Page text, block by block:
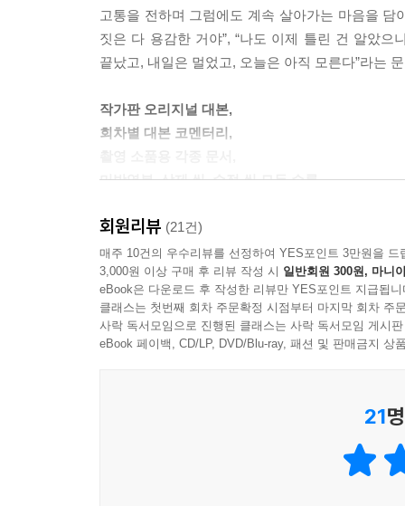
고통을 전하며 그럼에도 계속 살아가는 마음을 담
짓은 다 용감한 거야”, “나도 이제 틀린 건 알았으
끝났고, 내일은 멀었고, 오늘은 아직 모른다”라는
작가판 오리지널 대본,
회차별 대본 코멘터리,
미방영분, 삭제 씬, 수정 씬 모두 수록
《미지의 서울》 대본집은 그런 작가의 의도를 온
잡히지 않은 연출 지문까지 포함되어 단순한 드라
[미지의 서울]전 회차 대본은 물론 미방영분, 수정
팬을 위한 알찬 구성으로 완성되었다. 불확실한
이야기가 될 것이다.
회원리뷰 (21건)
매주 10건의 우수리뷰를 선정하여 YES포인트 3만원을 드
3,000원 이상 구매 후 리뷰 작성 시 일반회원 300원, 마니
eBook은 다운로드 후 작성한 리뷰만 YES포인트 지급됩니
클래스는 첫번째 회차 주문확정 시점부터 마지막 회차 주
사락 독서모임으로 진행된 클래스는 사락 독서모임 게시
eBook 페이백, CD/LP, DVD/Blu-ray, 패션 및 판매금지 상
21